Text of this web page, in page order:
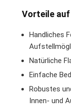
Vorteile auf
Handliches
Natürliche
Einfache
Robustes
Innen- und